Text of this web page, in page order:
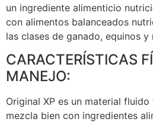
un ingrediente alimenticio
con alimentos balanceados
las clases de ganado, equinos y
CARACTERÍSTICAS
MANEJO:
Original XP es un material
mezcla bien con ingredientes